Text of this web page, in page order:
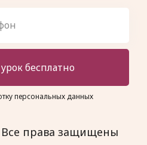
бесплатно
персональных данных
права защищены